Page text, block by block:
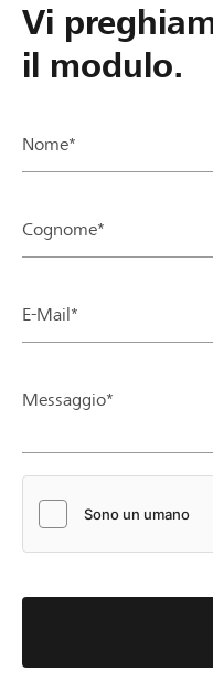
Vi
il modulo.
Nome*
Cognome*
E-Mail*
Messaggio*